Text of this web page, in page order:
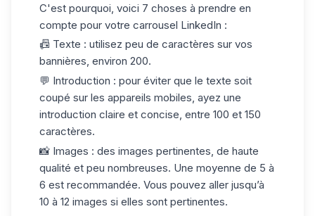
C'est pourquoi, voici 7 choses à prendre en
compte pour votre carrousel LinkedIn :
📠 Texte : utilisez peu de caractères sur vos
bannières, environ 200.
💬 Introduction : pour éviter que le texte soit
coupé sur les appareils mobiles, ayez une
introduction claire et concise, entre 100 et 150
caractères.
📸 Images : des images pertinentes, de haute
qualité et peu nombreuses. Une moyenne de 5 à
6 est recommandée. Vous pouvez aller jusqu’à
10 à 12 images si elles sont pertinentes.